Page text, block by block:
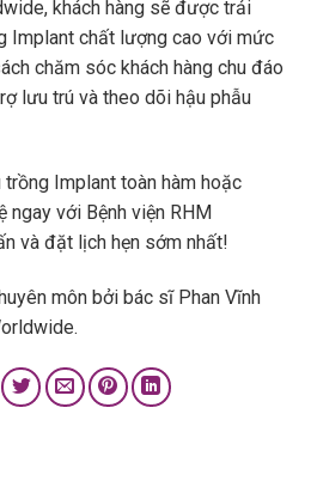
khách hàng sẽ được trải
Implant chất lượng cao với mức
chăm sóc khách hàng chu đáo
lưu trú và theo dõi hậu phẫu
trồng Implant toàn hàm hoặc
ngay với Bệnh viện RHM
và đặt lịch hẹn sớm nhất!
môn bởi bác sĩ Phan Vĩnh